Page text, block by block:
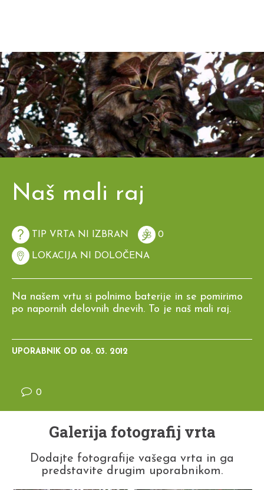
Naš mali raj
TIP VRTA NI IZBRAN 0
LOKACIJA NI DOLOČENA
Na našem vrtu si polnimo baterije in se pomirimo
po napornih delovnih dnevih. To je naš mali raj.
UPORABNIK OD 08. 03. 2012
0
Galerija fotografij vrta
Dodajte fotografije vašega vrta in ga
predstavite drugim uporabnikom.